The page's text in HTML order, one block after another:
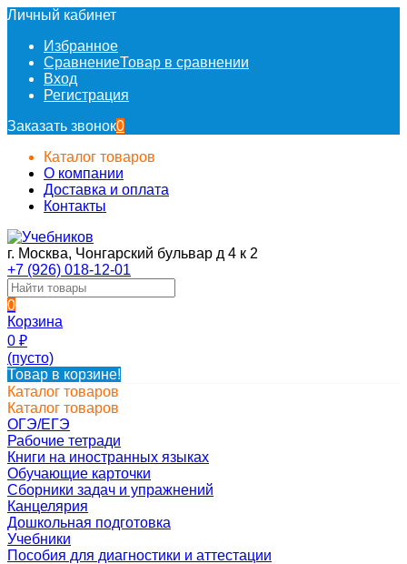
Личный кабинет
Избранное
СравнениеТовар в сравнении
Вход
Регистрация
Заказать звонок0
Каталог товаров
О компании
Доставка и оплата
Контакты
г. Москва, Чонгарский бульвар д 4 к 2
+7 (926) 018-12-01
0
Корзина
0 ₽
(пусто)
Товар в корзине!
Каталог товаров
Каталог товаров
ОГЭ/ЕГЭ
Рабочие тетради
Книги на иностранных языках
Обучающие карточки
Сборники задач и упражнений
Канцелярия
Дошкольная подготовка
Учебники
Пособия для диагностики и аттестации